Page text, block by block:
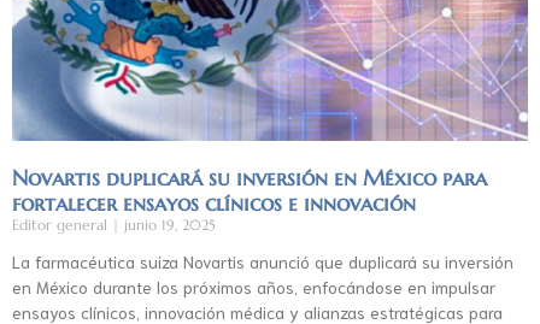
Novartis duplicará su inversión en México para
fortalecer ensayos clínicos e innovación
Editor general junio 19, 2025
La farmacéutica suiza Novartis anunció que duplicará su inversión
en México durante los próximos años, enfocándose en impulsar
ensayos clínicos, innovación médica y alianzas estratégicas para